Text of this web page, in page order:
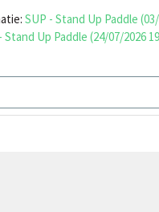
SUP - Stand Up Paddle
Stand Up Paddle (24/07/2026